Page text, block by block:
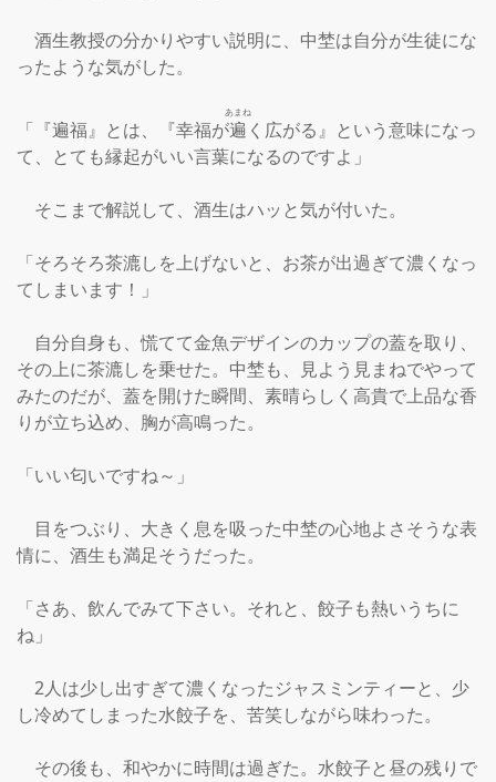
酒生教授の分かりやすい説明に、中埜は自分が生徒にな
ったような気がした。
「『遍福』とは、『幸福が遍
あまね
く広がる』という意味になっ
て、とても縁起がいい言葉になるのですよ」
そこまで解説して、酒生はハッと気が付いた。
「そろそろ茶漉しを上げないと、お茶が出過ぎて濃くなっ
てしまいます！」
自分自身も、慌てて金魚デザインのカップの蓋を取り、
その上に茶漉しを乗せた。中埜も、見よう見まねでやって
みたのだが、蓋を開けた瞬間、素晴らしく高貴で上品な香
りが立ち込め、胸が高鳴った。
「いい匂いですね～」
目をつぶり、大きく息を吸った中埜の心地よさそうな表
情に、酒生も満足そうだった。
「さあ、飲んでみて下さい。それと、餃子も熱いうちに
ね」
2人は少し出すぎて濃くなったジャスミンティーと、少
し冷めてしまった水餃子を、苦笑しながら味わった。
その後も、和やかに時間は過ぎた。水餃子と昼の残りで